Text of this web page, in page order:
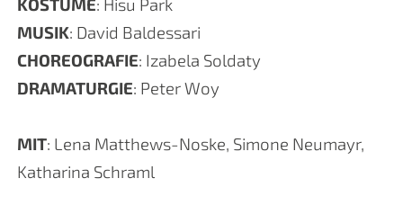
KOSTÜME: Hisu Park
MUSIK: David Baldessari
CHOREOGRAFIE: Izabela Soldaty
DRAMATURGIE: Peter Woy
MIT: Lena Matthews-Noske, Simone Neumayr,
Katharina Schraml